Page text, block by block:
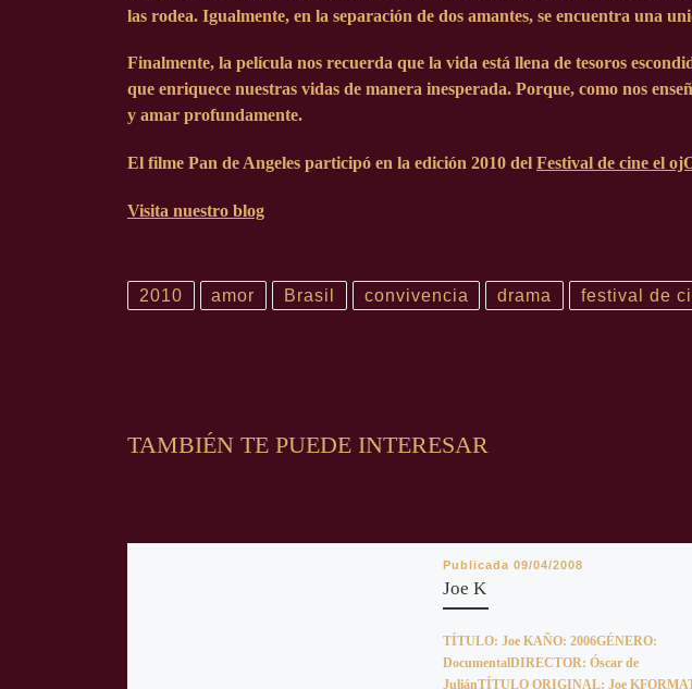
las rodea. Igualmente, en la separación de dos amantes, se encuentra una
Finalmente, la película nos recuerda que la vida está llena de tesoros
que enriquece nuestras vidas de manera inesperada. Porque, como nos
y amar profundamente.
El filme Pan de Angeles participó en la edición 2010 del Festival de cine el
Visita nuestro blog
2010 amor Brasil convivencia drama festival de
TAMBIÉN TE PUEDE INTERESAR
Publicada 09/04/2008
Joe K
TÍTULO: Joe KAÑO: 2006GÉNERO:
DocumentalDIRECTOR: Óscar de
JuliánTÍTULO ORIGINAL: Joe